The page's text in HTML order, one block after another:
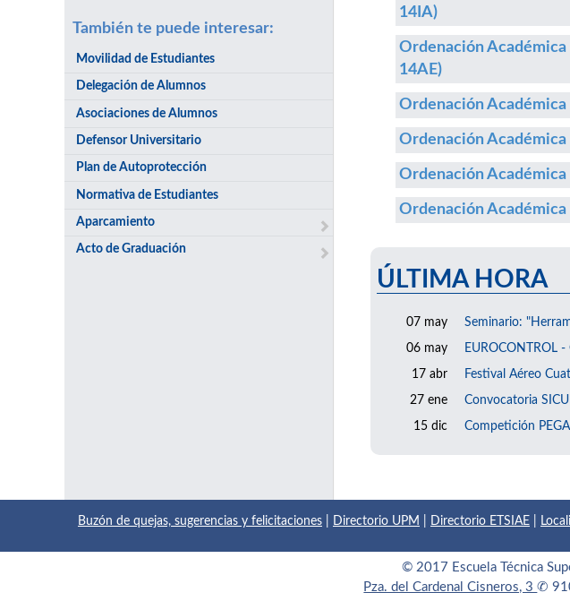
También te puede interesar:
Movilidad de Estudiantes
Delegación de Alumnos
Asociaciones de Alumnos
Defensor Universitario
Plan de Autoprotección
Normativa de Estudiantes
Aparcamiento
Acto de Graduación
14IA)
Ordenación Académica
14AE)
Ordenación Académica
Ordenación
Ordenación
Ordenación Académica
ÚLTIMA HORA
07 may Seminario:
06 may EUROCONTROL
17 abr Festival Aéreo
27 ene Convocatoria
15 dic Competición
Buzón de quejas, sugerencias y felicitaciones Directorio UPM Directorio ETSIAE
© 2017 Escuela Técnica
Pza. del Cardenal Cisneros, 3✆